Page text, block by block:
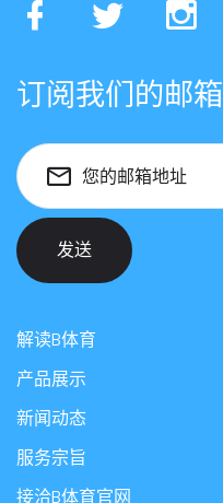
订阅我们的邮箱
您的邮箱地址
发送
解读B体育
产品展示
新闻动态
服务宗旨
接洽B体育官网